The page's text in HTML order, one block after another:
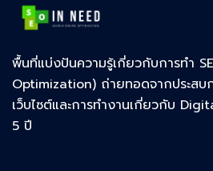
พื้นที่แบ่งปันความรู้เกี่ยวกับการทำ
Optimization) ถ่ายทอดจากประส
เว็บไซต์และการทำงานเกี่ยวกับ
5 ปี